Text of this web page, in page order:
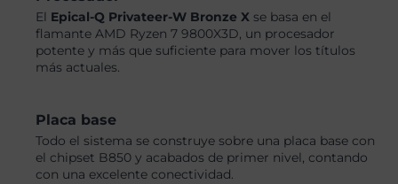
El Epical-Q Privateer-W Bronze X se basa en el
flamante AMD Ryzen 7 9800X3D, un procesador
potente y más que suficiente para mover los títulos
más actuales.
Placa base
Todo el sistema se construye sobre una placa base con
el chipset B850 y acabados de primer nivel, contando
con una excelente conectividad.